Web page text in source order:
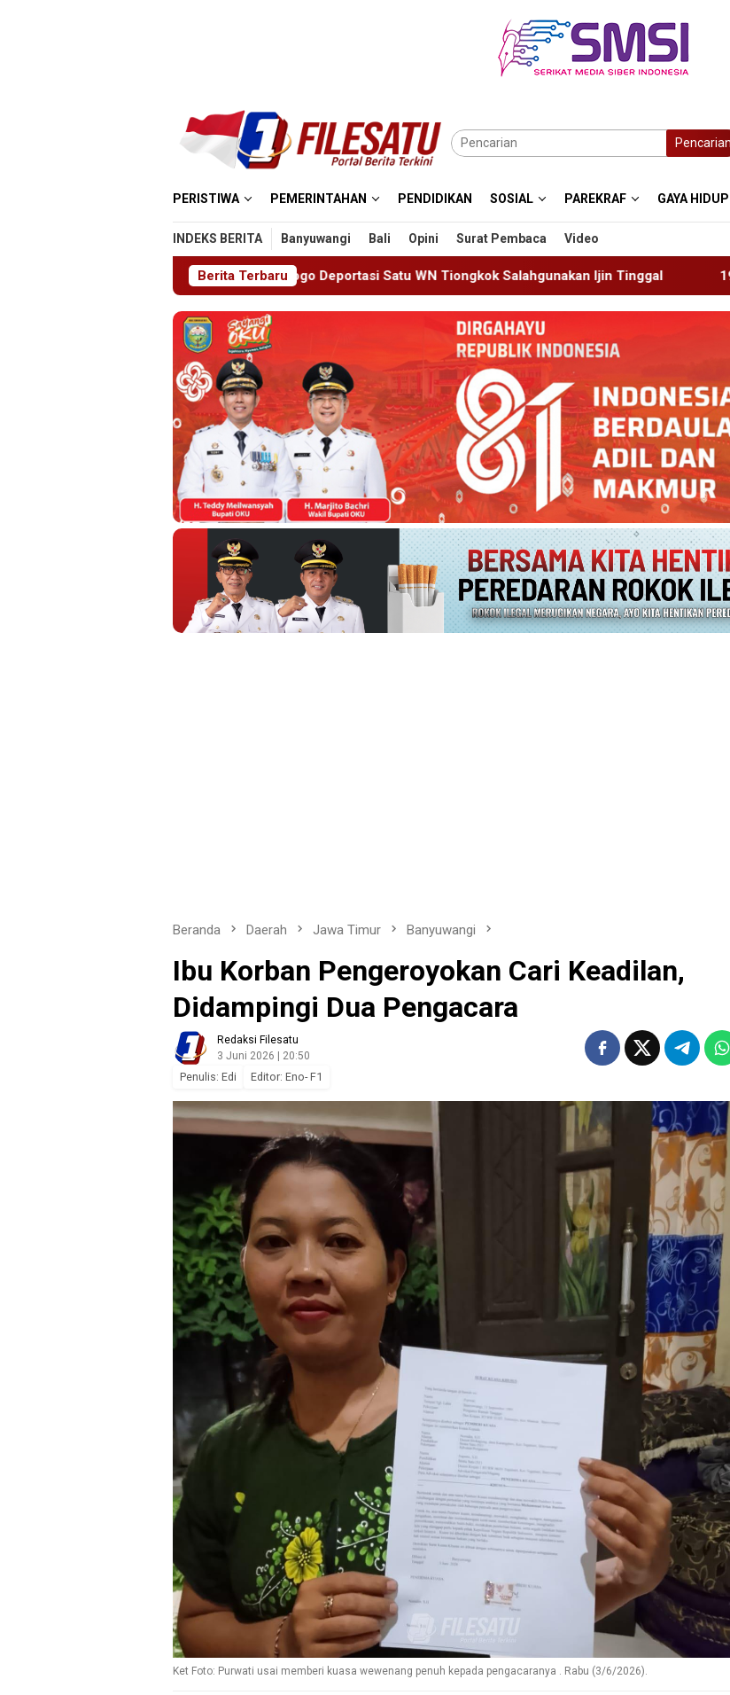
Pencarian
PERISTIWA PEMERINTAHAN PENDIDIKAN SOSIAL PAREKRAF GAYA HIDUP
INDEKS BERITA Banyuwangi Bali Opini Surat Pembaca Video
Berita Terbaru
Imigrasi Ponorogo Deportasi Satu WN Tiongkok Salahgunakan Ijin Tinggal 19 Siswa Sakit Bersamaan,
Beranda Daerah Jawa Timur Banyuwangi
Ibu Korban Pengeroyokan Cari Keadilan,
Didampingi Dua Pengacara
Redaksi Filesatu
3 Juni 2026 | 20:50
Penulis: Edi Editor: Eno- F1
Ket Foto: Purwati usai memberi kuasa wewenang penuh kepada pengacaranya . Rabu (3/6/2026).